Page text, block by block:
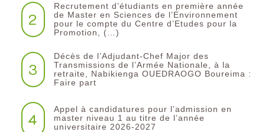
2
Recrutement d’étudiants en première année
de Master en Sciences de l’Environnement
pour le compte du Centre d’Etudes pour la
Promotion, (…)
3
Décès de l’Adjudant-Chef Major des
Transmissions de l’Armée Nationale, à la
retraite, Nabikienga OUEDRAOGO Boureima :
Faire part
4
Appel à candidatures pour l’admission en
master niveau 1 au titre de l’année
universitaire 2026-2027